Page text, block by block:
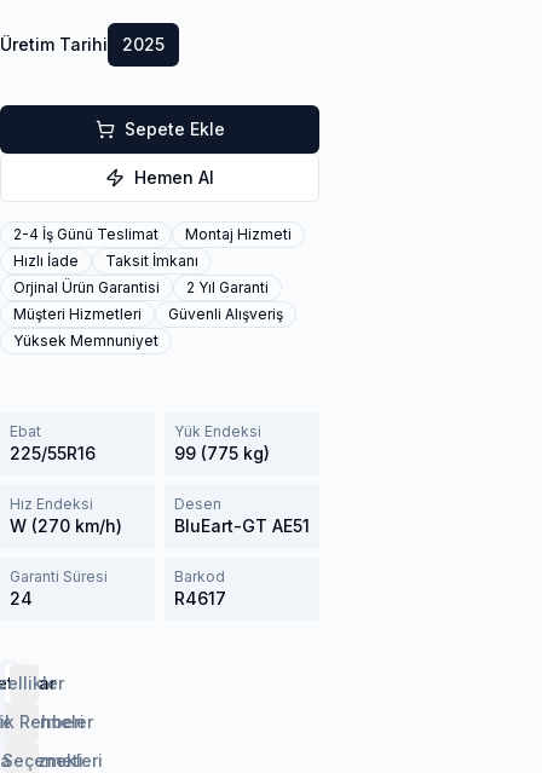
Üretim Tarihi 2025
Sepete Ekle
Hemen Al
2-4 İş Günü Teslimat
Montaj Hizmeti
Hızlı İade
Taksit İmkanı
Orjinal Ürün Garantisi
2 Yıl Garanti
Müşteri Hizmetleri
Güvenli Alışveriş
Yüksek Memnuniyet
Ebat
225/55R16
Yük Endeksi
99 (775 kg)
Hız Endeksi
W (270 km/h)
Desen
BluEart-GT AE51
Garanti Süresi
24
Barkod
R4617
Rehberi
Hizmeti